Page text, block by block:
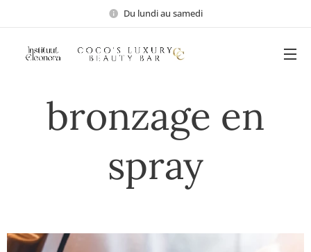
Du lundi au samedi
bronzage en
spray